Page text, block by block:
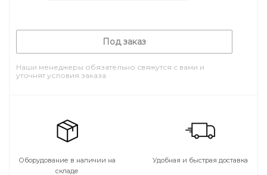
Под заказ
Наши менеджеры обязательно свяжутся с вами и
уточнят условия заказа
Оборудование в наличии на
складе
Удобная и быстрая доставка